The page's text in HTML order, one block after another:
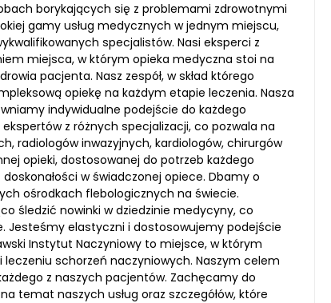
borykających się z problemami zdrowotnymi
gamy usług medycznych w jednym miejscu,
specjalistów. Nasi eksperci z
miejsca, w którym opieka medyczna stoi na
pacjenta. Nasz zespół, w skład którego
opiekę na każdym etapie leczenia. Nasza
indywidualne podejście do każdego
z różnych specjalizacji, co pozwala na
radiologów inwazyjnych, kardiologów, chirurgów
opieki, dostosowanej do potrzeb każdego
w świadczonej opiece. Dbamy o
ośrodkach flebologicznych na świecie.
śledzić nowinki w dziedzinie medycyny, co
Jesteśmy elastyczni i dostosowujemy podejście
Instytut Naczyniowy to miejsce, w którym
schorzeń naczyniowych. Naszym celem
z naszych pacjentów. Zachęcamy do
temat naszych usług oraz szczegółów, które